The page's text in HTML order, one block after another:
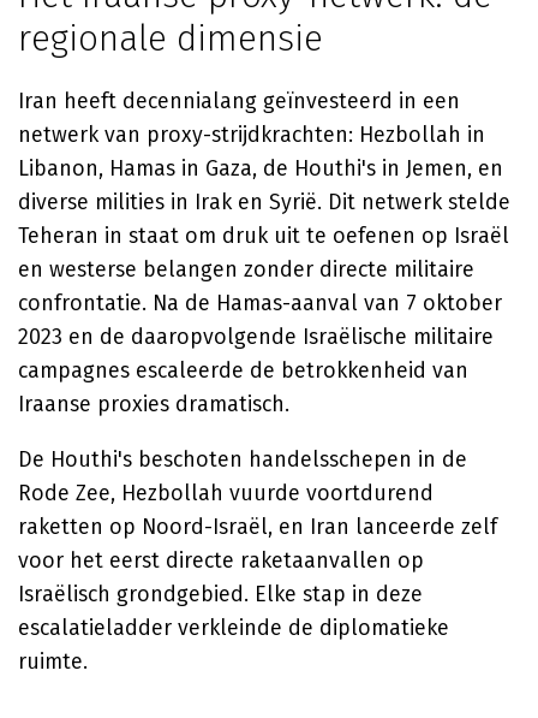
regionale dimensie
Iran heeft decennialang geïnvesteerd in een
netwerk van proxy-strijdkrachten: Hezbollah in
Libanon, Hamas in Gaza, de Houthi's in Jemen, en
diverse milities in Irak en Syrië. Dit netwerk stelde
Teheran in staat om druk uit te oefenen op Israël
en westerse belangen zonder directe militaire
confrontatie. Na de Hamas-aanval van 7 oktober
2023 en de daaropvolgende Israëlische militaire
campagnes escaleerde de betrokkenheid van
Iraanse proxies dramatisch.
De Houthi's beschoten handelsschepen in de
Rode Zee, Hezbollah vuurde voortdurend
raketten op Noord-Israël, en Iran lanceerde zelf
voor het eerst directe raketaanvallen op
Israëlisch grondgebied. Elke stap in deze
escalatieladder verkleinde de diplomatieke
ruimte.